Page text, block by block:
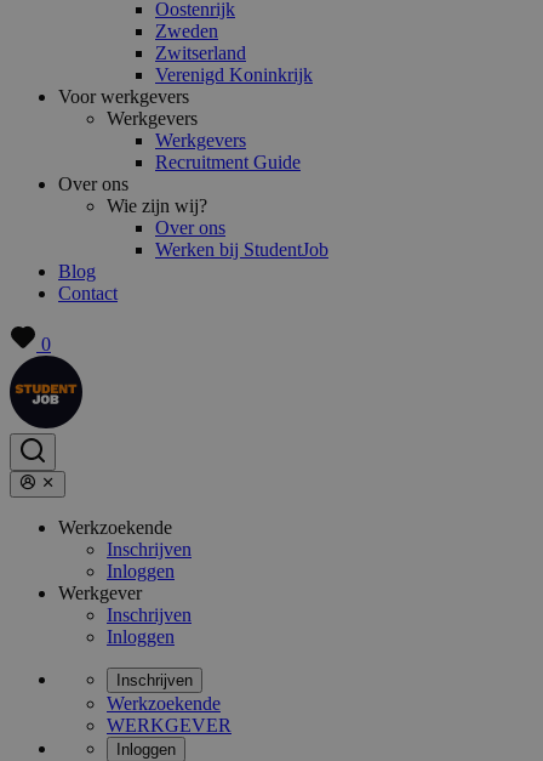
Oostenrijk
Zweden
Zwitserland
Verenigd Koninkrijk
Voor werkgevers
Werkgevers
Werkgevers
Recruitment Guide
Over ons
Wie zijn wij?
Over ons
Werken bij StudentJob
Blog
Contact
0
Werkzoekende
Inschrijven
Inloggen
Werkgever
Inschrijven
Inloggen
Inschrijven
Werkzoekende
WERKGEVER
Inloggen